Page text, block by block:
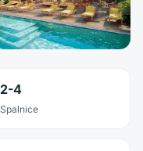
2-4
Spalnice